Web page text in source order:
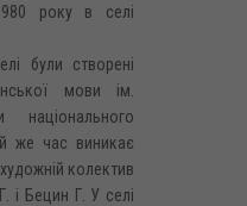
року в селі
були створені
мови ім.
же час виникає
колектив
і Бецин Г. У селі